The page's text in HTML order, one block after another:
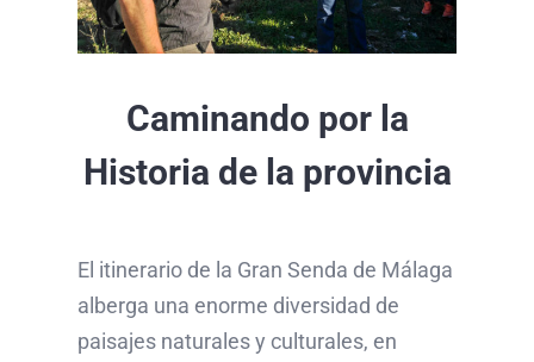
Caminando por la
Historia de la provincia
El itinerario de la Gran Senda de Málaga
alberga una enorme diversidad de
paisajes naturales y culturales, en